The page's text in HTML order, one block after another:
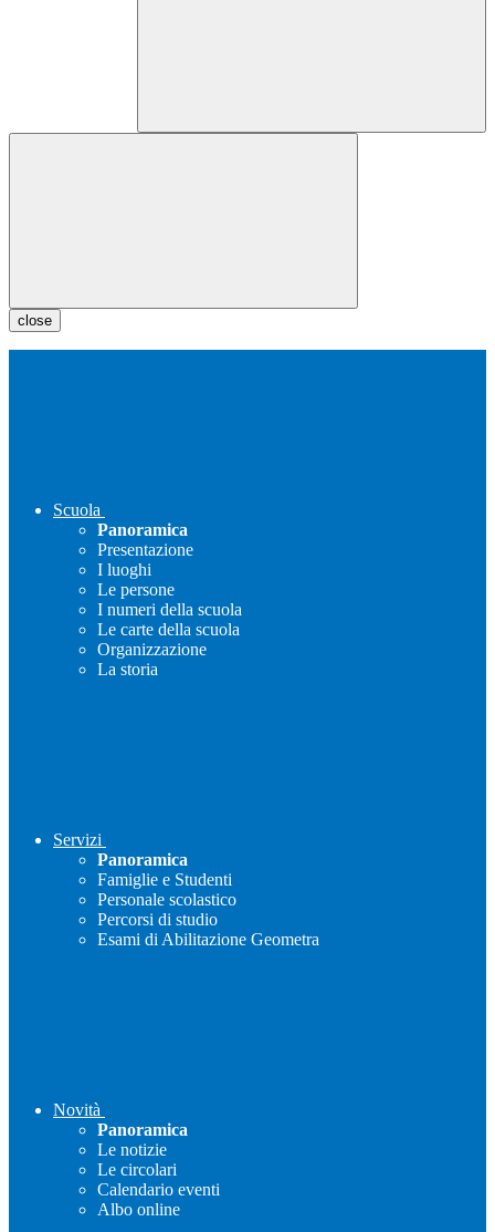
close
Scuola
Panoramica
Presentazione
I luoghi
Le persone
I numeri della scuola
Le carte della scuola
Organizzazione
La storia
Servizi
Panoramica
Famiglie e Studenti
Personale scolastico
Percorsi di studio
Esami di Abilitazione Geometra
Novità
Panoramica
Le notizie
Le circolari
Calendario eventi
Albo online